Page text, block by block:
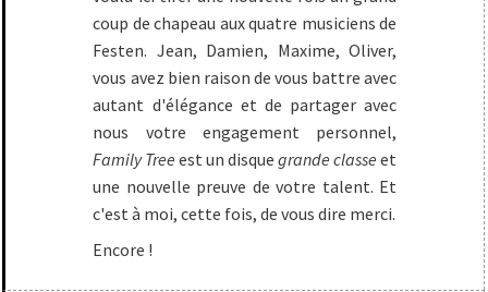
coup de chapeau aux quatre musiciens de
Festen. Jean, Damien, Maxime, Oliver,
vous avez bien raison de vous battre avec
autant d'élégance et de partager avec
nous votre engagement personnel,
Family Tree est un disquegrande classe et
une nouvelle preuve de votre talent. Et
c'est à moi, cette fois, de vous dire merci.
Encore !